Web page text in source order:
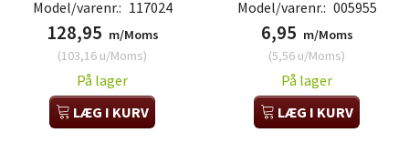
Model/varenr.: 117024
128,95 m/Moms
(103,16 u/Moms)
På lager
LÆG I KURV
Model/varenr.: 005955
6,95 m/Moms
(5,56 u/Moms)
På lager
LÆG I KURV